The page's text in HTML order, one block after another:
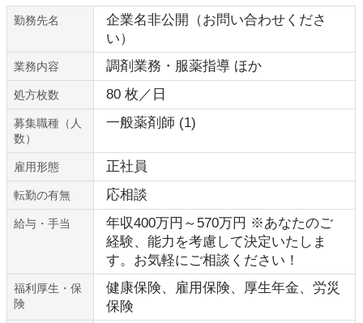
勤務先名
企業名非公開（お問い合わせくださ
い）
業務内容 調剤業務・服薬指導 ほか
処方枚数 80 枚／日
募集職種（人
数）
一般薬剤師 (1)
雇用形態 正社員
転勤の有無 応相談
給与・手当
年収400万円～570万円 ※あなたのご
経験、能力を考慮して決定いたしま
す。お気軽にご相談ください！
福利厚生・保
険
健康保険、雇用保険、厚生年金、労災
保険